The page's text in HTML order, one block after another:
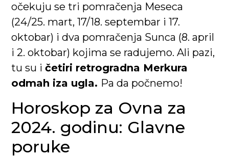
očekuju se tri pomračenja Meseca
(24/25. mart, 17/18. septembar i 17.
oktobar) i dva pomračenja Sunca (8. april
i 2. oktobar) kojima se radujemo. Ali pazi,
tu su ičetiri retrogradna Merkura
odmah iza ugla. Pa da počnemo!
Horoskop za Ovna za
2024. godinu: Glavne
poruke